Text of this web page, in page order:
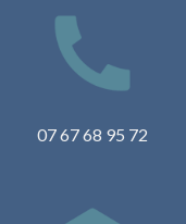
07 67 68 95 72